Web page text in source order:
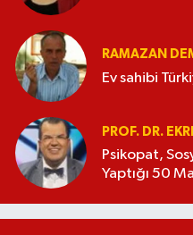
RAMAZAN
Ev sahibi
PROF. DR.
Psikopat,
Yaptığı 50